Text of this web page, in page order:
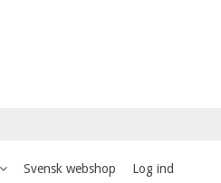
Svensk webshop Log ind